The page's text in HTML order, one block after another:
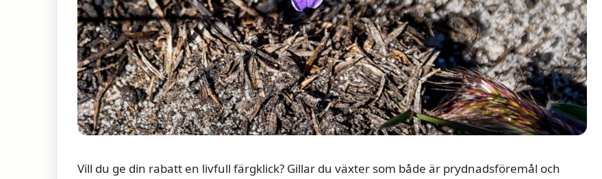
Vill du ge din rabatt en livfull färgklick? Gillar du växter som både är prydnadsföremål och